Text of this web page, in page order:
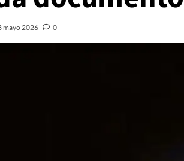
mayo 2026 0